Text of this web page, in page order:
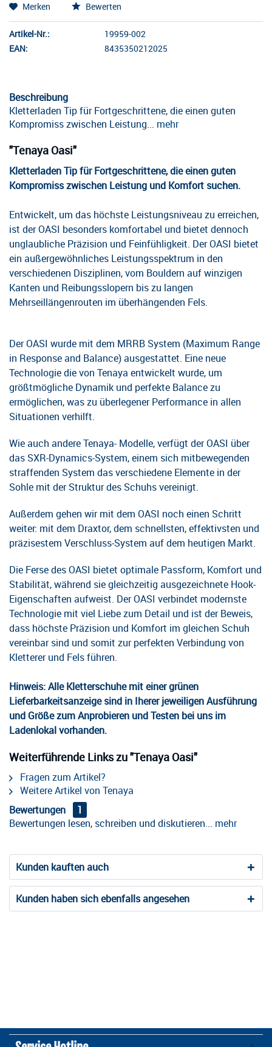
Merken Bewerten
Artikel-Nr.:
19959-002
EAN:
8435350212025
Beschreibung
Kletterladen Tip für Fortgeschrittene, die einen guten
Kompromiss zwischen Leistung... mehr
"Tenaya Oasi"
Kletterladen Tip für Fortgeschrittene, die einen guten
Kompromiss zwischen Leistung und Komfort suchen.
Entwickelt, um das höchste Leistungsniveau zu erreichen,
ist der OASI besonders komfortabel und bietet dennoch
unglaubliche Präzision und Feinfühligkeit. Der OASI bietet
ein außergewöhnliches Leistungsspektrum in den
verschiedenen Disziplinen, vom Bouldern auf winzigen
Kanten und Reibungsslopern bis zu langen
Mehrseillängenrouten im überhängenden Fels.
Der OASI wurde mit dem MRRB System (Maximum Range
in Response and Balance) ausgestattet. Eine neue
Technologie die von Tenaya entwickelt wurde, um
größtmögliche Dynamik und perfekte Balance zu
ermöglichen, was zu überlegener Performance in allen
Situationen verhilft.
Wie auch andere Tenaya- Modelle, verfügt der OASI über
das SXR-Dynamics-System, einem sich mitbewegenden
straffenden System das verschiedene Elemente in der
Sohle mit der Struktur des Schuhs vereinigt.
Außerdem gehen wir mit dem OASI noch einen Schritt
weiter: mit dem Draxtor, dem schnellsten, effektivsten und
präzisestem Verschluss-System auf dem heutigen Markt.
Die Ferse des OASI bietet optimale Passform, Komfort und
Stabilität, während sie gleichzeitig ausgezeichnete Hook-
Eigenschaften aufweist. Der OASI verbindet modernste
Technologie mit viel Liebe zum Detail und ist der Beweis,
dass höchste Präzision und Komfort im gleichen Schuh
vereinbar sind und somit zur perfekten Verbindung von
Kletterer und Fels führen.
Hinweis: Alle Kletterschuhe mit einer grünen
Lieferbarkeitsanzeige sind in Iherer jeweiligen Ausführung
und Größe zum Anprobieren und Testen bei uns im
Ladenlokal vorhanden.
Weiterführende Links zu "Tenaya Oasi"
Fragen zum Artikel?
Weitere Artikel von Tenaya
Bewertungen
1
Bewertungen lesen, schreiben und diskutieren... mehr
Kunden kauften auch
Kunden haben sich ebenfalls angesehen